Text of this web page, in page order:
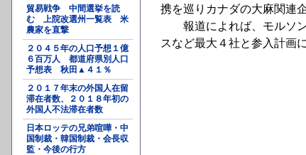
貿易戦争 中間選挙を読
む 上院改選州一覧表 米
農家を直撃
２０４５年の人口予想１億
６百万人 都道府県別人口
予想表 秋田▲４１％
２０１７年末の外国人在留
滞在者数、２０１８年初の
外国人不法滞在者数
日本ロッテの兄弟喧嘩・中
国制裁・韓国制裁・会長収
監・今後の行方
携を巡りカナダの大麻関連
報道によれば、モルソン
スなど最大４社と参入計画